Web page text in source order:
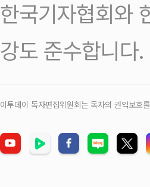
한국기자협회와
강도 준수합니다.
이투데이 독자편집위원회는 독자의 권익보호